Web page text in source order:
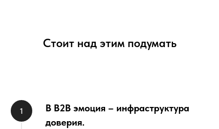
Стоит над этим подумать
В B2B эмоция – инфраструктура
доверия.